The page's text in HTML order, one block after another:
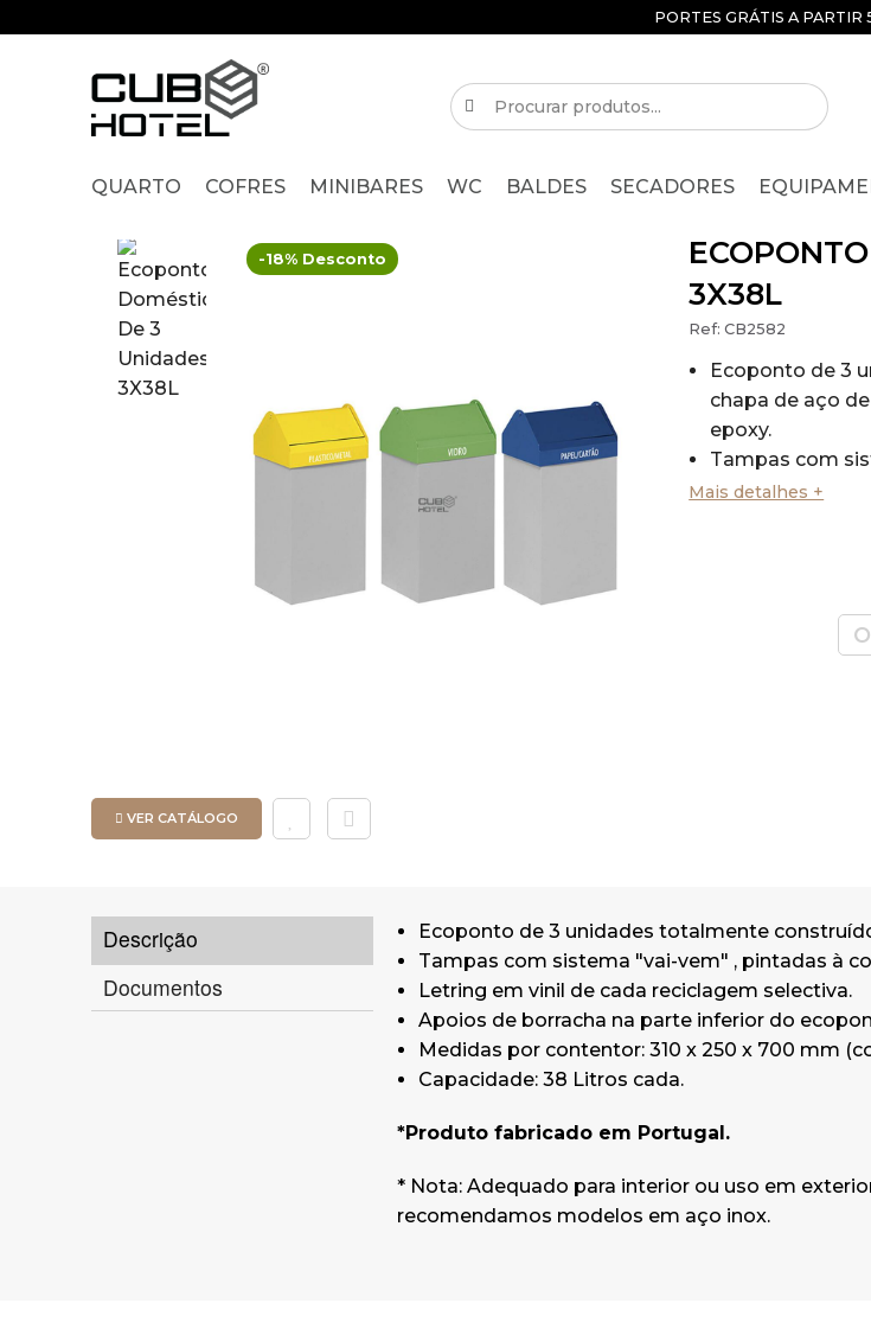
PORTES GRÁTIS A PARTIR
QUARTO COFRES MINIBARES WC BALDES SECADORES
-18% Desconto
VER CATÁLOGO
3X38L
Ref:CB2582
Ecoponto de 3
chapa de aço
epoxy.
Tampas com
reciclagem
Apoios de
(comprimento x
Mais detalhes +
Descrição
Documentos
Ecoponto de 3 unidades totalmente
Tampas com sistema "vai-vem" , pintadas à
Letring em vinil de cada reciclagem selectiva.
Apoios de borracha na parte inferior do
Medidas por contentor: 310 x 250 x 700 mm
Capacidade: 38 Litros cada.
*Produto fabricado em Portugal.
* Nota: Adequado para interior ou uso em
recomendamos modelos em aço inox.